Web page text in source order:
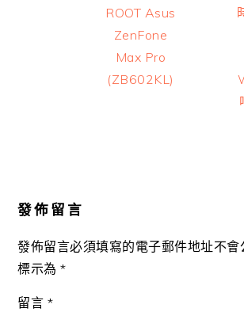
Post:
ROOT Asus
ZenFone
Max Pro
(ZB602KL)
發佈留言
發佈留言必須填寫的電子郵件地址不會
標示為*
留言 *